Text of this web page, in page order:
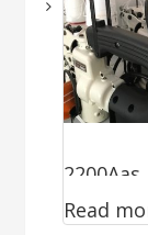
2200Aas
Read